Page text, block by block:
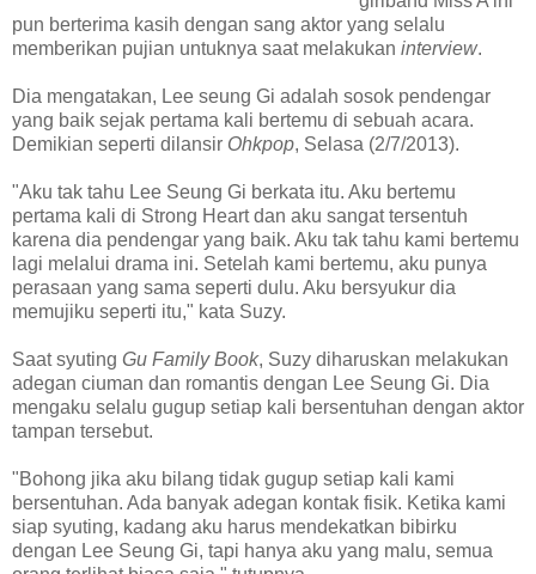
pun berterima kasih dengan sang aktor yang selalu
memberikan pujian untuknya saat melakukan interview.
Dia mengatakan, Lee seung Gi adalah sosok pendengar
yang baik sejak pertama kali bertemu di sebuah acara.
Demikian seperti dilansir Ohkpop, Selasa (2/7/2013).
"Aku tak tahu Lee Seung Gi berkata itu. Aku bertemu
pertama kali di Strong Heart dan aku sangat tersentuh
karena dia pendengar yang baik. Aku tak tahu kami bertemu
lagi melalui drama ini. Setelah kami bertemu, aku punya
perasaan yang sama seperti dulu. Aku bersyukur dia
memujiku seperti itu," kata Suzy.
Saat syuting Gu Family Book, Suzy diharuskan melakukan
adegan ciuman dan romantis dengan Lee Seung Gi. Dia
mengaku selalu gugup setiap kali bersentuhan dengan aktor
tampan tersebut.
"Bohong jika aku bilang tidak gugup setiap kali kami
bersentuhan. Ada banyak adegan kontak fisik. Ketika kami
siap syuting, kadang aku harus mendekatkan bibirku
dengan Lee Seung Gi, tapi hanya aku yang malu, semua